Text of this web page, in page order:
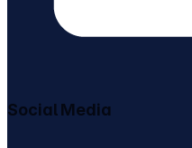
Social Media